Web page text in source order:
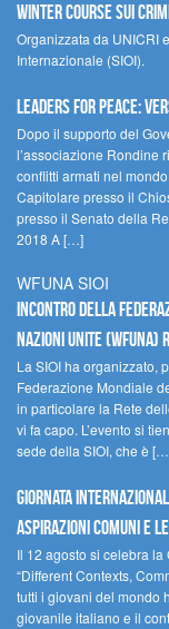
Winter Course sui
Organizzata da UNICRI
Internazionale (SIOI).
Leaders for peace:
Dopo il supporto del
l’associazione Rondine
conflitti armati nel
Capitolare presso il
presso il Senato della
2018 A […]
WFUNA SIOI
Incontro della
Nazioni Unite (WFUNA)
La SIOI ha organizzato,
Federazione Mondiale
in particolare la Rete
vi fa capo. L’evento si
sede della SIOI, che è
GIORNATA
ASPIRAZIONI COMUNI E
Il 12 agosto si celebra
“Different Contexts,
tutti i giovani del mondo
giovanile italiano e il